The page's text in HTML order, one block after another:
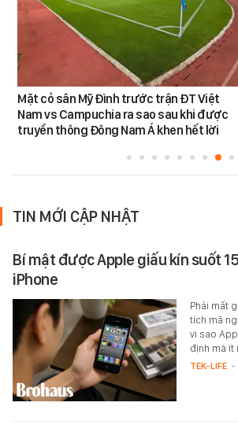
Mặt cỏ sân Mỹ Đình trước trận ĐT Việt
Nam vs Campuchia ra sao sau khi được
truyền thông Đông Nam Á khen hết lời
TIN MỚI CẬP NHẬT
Bí mật được Apple giấu kín suốt
iPhone
Phải mất
tích mã
vì sao
định mà ít
TEK-LIFE -